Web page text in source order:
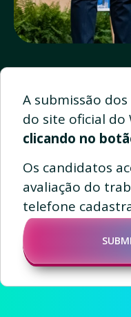
A submissão
do site oficial do
clicando no
Os candidatos
avaliação do
telefone